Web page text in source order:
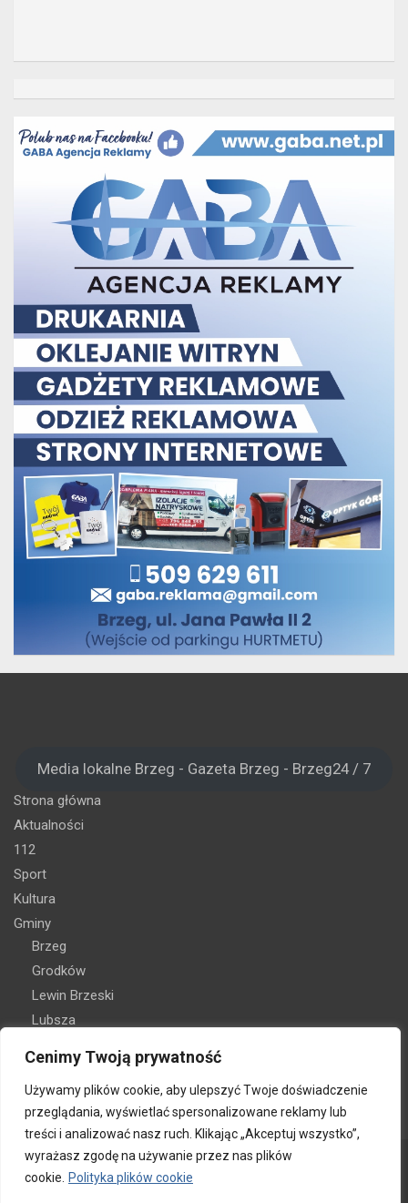
Cenimy Twoją prywatność
Używamy plików cookie, aby ulepszyć Twoje doświadczenie
przeglądania, wyświetlać spersonalizowane reklamy lub
treści i analizować nasz ruch. Klikając „Akceptuj wszystko”,
wyrażasz zgodę na używanie przez nas plików
cookie.
Polityka plików cookie
Media lokalne Brzeg - Gazeta Brzeg - Brzeg24 / 7
Strona główna
Aktualności
112
Sport
Kultura
Gminy
Brzeg
Grodków
Lewin Brzeski
Lubsza
Skarbimierz
Oferta reklamy
Kontakt